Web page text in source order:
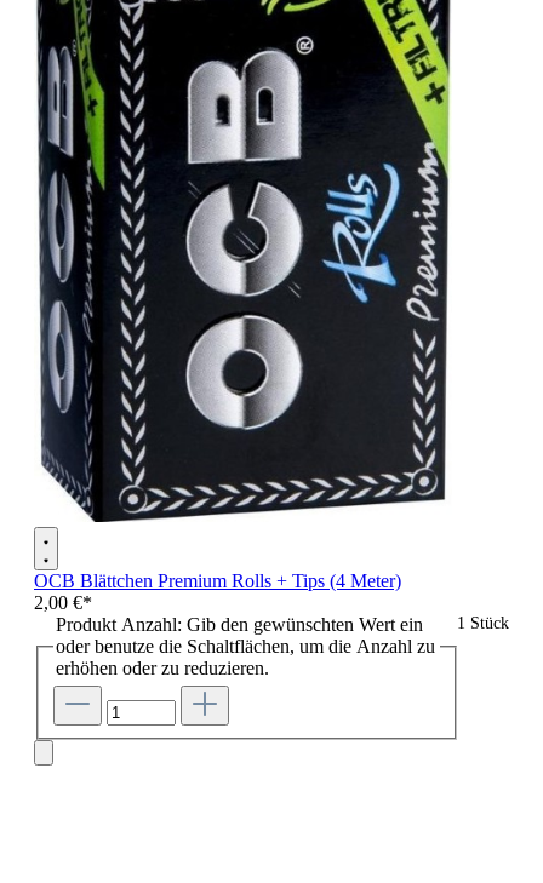
OCB Blättchen Premium Rolls + Tips (4 Meter)
2,00 €*
1 Stück
Produkt Anzahl: Gib den gewünschten Wert ein
oder benutze die Schaltflächen, um die Anzahl zu
erhöhen oder zu reduzieren.